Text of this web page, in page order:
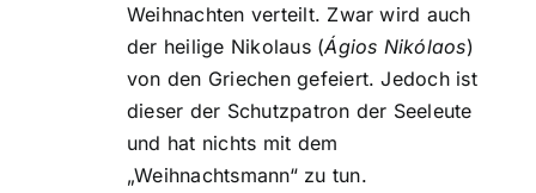
Weihnachten verteilt. Zwar wird auch
der heilige Nikolaus (Ágios Nikólaos)
von den Griechen gefeiert. Jedoch ist
dieser der Schutzpatron der Seeleute
und hat nichts mit dem
„Weihnachtsmann“ zu tun.